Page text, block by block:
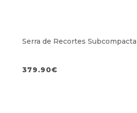
Serra de Recortes Subcompacta
379.90€